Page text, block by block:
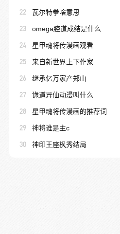
22 瓦尔特拳啥意思
23 omega腔道成结是什么
24 星甲魂将传漫画观看
25 来自新世界上下作家
26 继承亿万家产郑山
27 诡道异仙动漫叫什么
28 星甲魂将传漫画的推荐词
29 神将谁是主c
30 神印王座枫秀结局